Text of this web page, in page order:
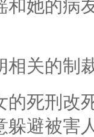
和她的病
相关的制
的死刑改
躲避被害